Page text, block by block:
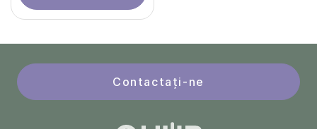
Contactați-ne